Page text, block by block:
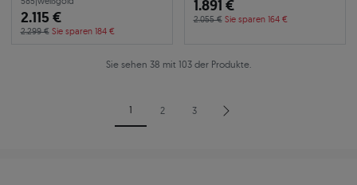
2.115 €
2.299 € Sie sparen 184 €
1.891 €
2.055 € Sie sparen 164 €
Sie sehen 38 mit 103 der Produkte.
1 2 3